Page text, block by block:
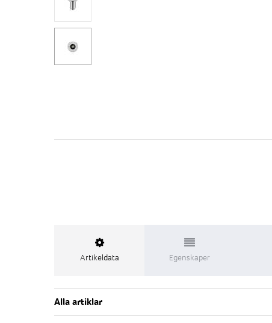
Artikeldata Egenskaper
Alla artiklar